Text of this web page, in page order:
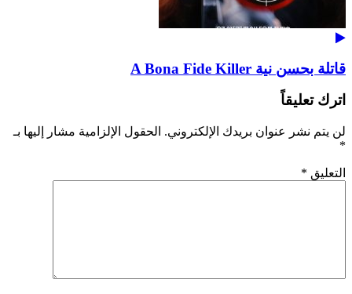
قاتلة بحسن نية A Bona Fide Killer
اترك تعليقاً
لن يتم نشر عنوان بريدك الإلكتروني. الحقول الإلزامية مشار إليها بـ
*
التعليق *